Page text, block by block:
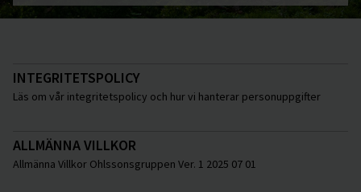
INTEGRITETSPOLICY
Läs om vår integritetspolicy och hur vi hanterar personuppgifter
ALLMÄNNA VILLKOR
Allmänna Villkor Ohlssonsgruppen Ver. 1 2025 07 01